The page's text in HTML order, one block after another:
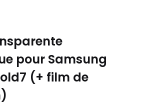
pour Samsung
(+ film de